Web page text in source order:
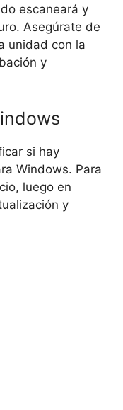
escaneará y
Asegúrate de
unidad con la
y
si hay
Windows. Para
luego en
y